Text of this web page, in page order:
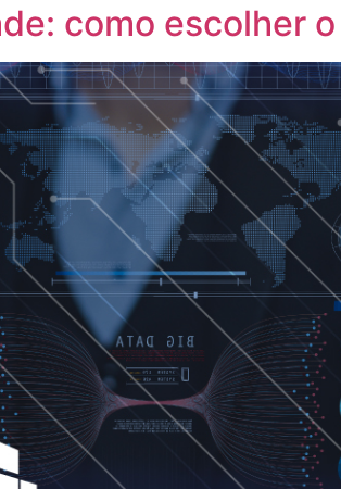
como escolher